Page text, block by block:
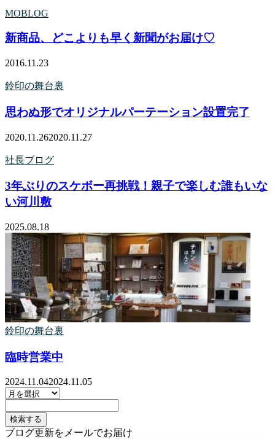
MOBLOG
新商品、どこよりも早く新聞がお届け♡
2016.11.23
鈴印の舞台裏
思わぬ形でオリジナルパーテーション設置完了
2020.11.262020.11.27
社長ブログ
3年ぶりのスケボー再挑戦！親子で楽しむ誰もいな
い河川敷
2025.08.18
鈴印の舞台裏
臨時営業中
2024.11.042024.11.05
ブログ更新をメールでお届け